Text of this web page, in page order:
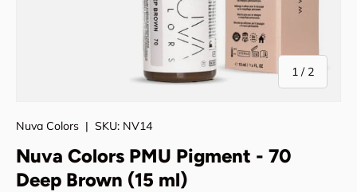
1 / von
2
Nuva Colors | SKU: NV14
Nuva Colors PMU Pigment - 70
Deep Brown (15 ml)